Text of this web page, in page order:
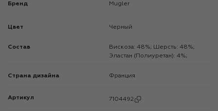
Бренд Mugler
Цвет Черный
Состав
Вискоза: 48%; Шерсть: 48%;
Эластан (Полиуретан): 4%;
Страна дизайна Франция
Артикул 7104492